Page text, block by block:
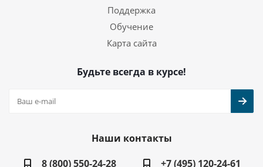
Поддержка
Обучение
Карта сайта
Будьте всегда в курсе!
Наши контакты
8 (800) 550-24-28
+7 (495) 120-24-61